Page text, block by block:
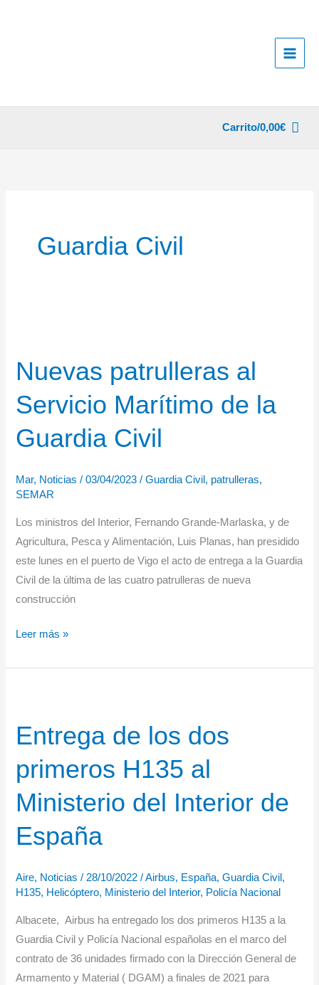
Carrito/0,00€
Guardia Civil
Nuevas patrulleras al
Servicio Marítimo de la
Guardia Civil
Mar, Noticias /03/04/2023/Guardia Civil , patrulleras,
SEMAR
Los ministros del Interior, Fernando Grande-Marlaska, y de
Agricultura, Pesca y Alimentación, Luis Planas, han presidido
este lunes en el puerto de Vigo el acto de entrega a la Guardia
Civil de la última de las cuatro patrulleras de nueva
construcción
Nuevas
al
de
Guardia
Leer más »
Entrega de los dos
primeros H135 al
Ministerio del Interior de
España
Aire, Noticias /28/10/2022/Airbus, España,Guardia Civil ,
H135, Helicóptero, Ministerio del Interior, Policía Nacional
Albacete, Airbus ha entregado los dos primeros H135 a la
Guardia Civil y Policía Nacional españolas en el marco del
contrato de 36 unidades firmado con la Dirección General de
Armamento y Material ( DGAM) a finales de 2021 para